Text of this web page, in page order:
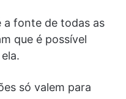
a fonte de todas as
que é possível
só valem para